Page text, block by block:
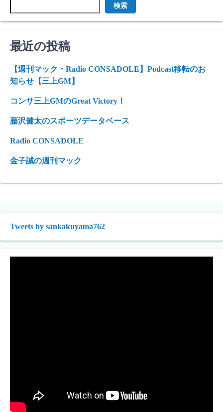
検索
最近の投稿
【週刊マック・Radio CONSADOLE】Podcast移転のお
知らせ【三上GM】
コンサ三上GMのGreat Victory！
藤沢健太のスポーツデータベース
Radio CONSADOLE
金子誠の週刊マック
Tweets by sankakuyama762